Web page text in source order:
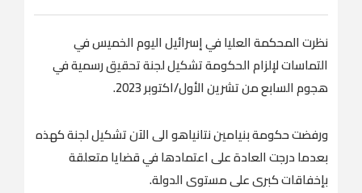
نظرت المحكمة العليا في إسرائيل اليوم الخميس في
التماسات لإلزام الحكومة تشكيل لجنة تحقيق رسمية في
هجوم السابع من تشرين الأول/اكتوبر 2023.
ورفضت حكومة بنيامين نتانياهو الى الآن تشكيل لجنة كهذه
بعدما درجت العادة على اعتمادها في قضايا متعلقة
بإخفاقات كبرى على مستوى الدولة.